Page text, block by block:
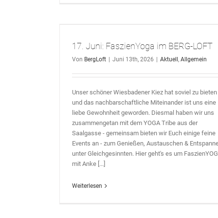
17. Juni: FaszienYoga im BERG-LOFT
Von BergLoft Juni 13th, 2026 Aktuell , Allgemein
Unser schöner Wiesbadener Kiez hat soviel zu bieten
und das nachbarschaftliche Miteinander ist uns eine
liebe Gewohnheit geworden. Diesmal haben wir uns
zusammengetan mit dem YOGA Tribe aus der
Saalgasse - gemeinsam bieten wir Euch einige feine
Events an - zum Genießen, Austauschen &
unter Gleichgesinnten. Hier geht's es um
mit Anke [...]
Weiterlesen